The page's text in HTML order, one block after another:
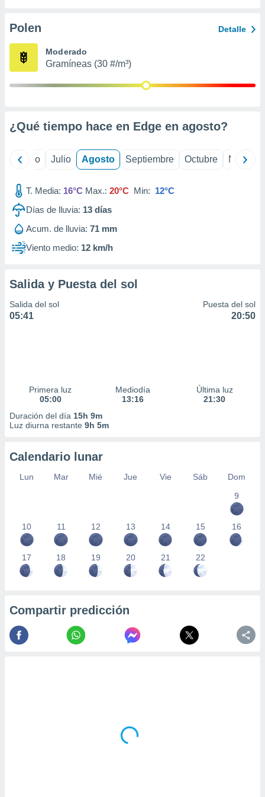
e
mediante
de
Polen Detalle
Moderado
Gramíneas (30 #/m³)
¿Qué tiempo hace en Edge en agosto?
Junio Julio Agosto Septiembre Octubre
T. Media: 16°C Max.: 20°C Min: 12°C
Días de lluvia: 13 días
Acum. de lluvia: 71 mm
Viento medio: 12 km/h
Salida y Puesta del sol
Salida del sol
05:41
Puesta del sol
20:50
Primera luz
05:00
Mediodía
13:16
Última luz
21:30
Duración del día 15h 9m
Luz diurna restante 9h 5m
Calendario lunar
Lun Mar Mié Jue Vie Sáb
Dom
9
10 11 12 13 14 15 16
17 18 19 20 21 22
Compartir predicción